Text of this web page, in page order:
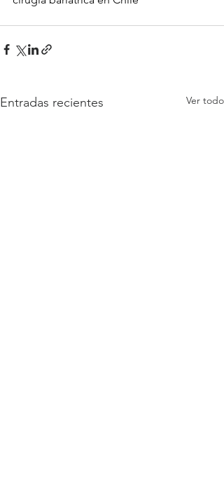
Entradas recientes Ver todo